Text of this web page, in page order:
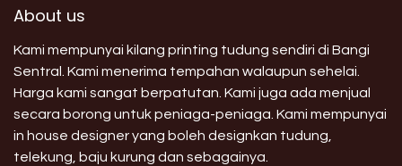
About us
Kami mempunyai kilang printing tudung sendiri di Bangi
Sentral. Kami menerima tempahan walaupun sehelai.
Harga kami sangat berpatutan. Kami juga ada menjual
secara borong untuk peniaga-peniaga. Kami mempunyai
in house designer yang boleh designkan tudung,
telekung, baju kurung dan sebagainya.